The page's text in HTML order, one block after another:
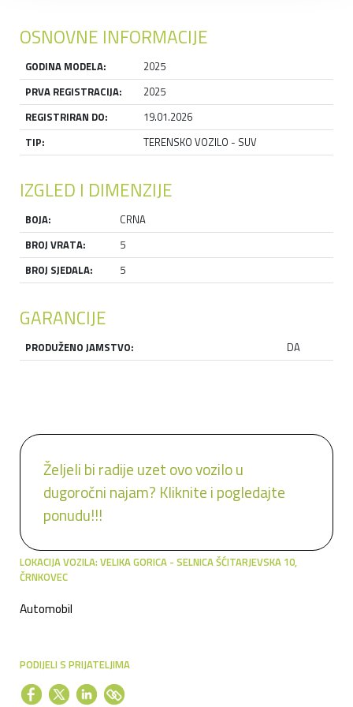
OSNOVNE INFORMACIJE
GODINA MODELA:
2025
PRVA REGISTRACIJA:
2025
REGISTRIRAN DO:
19.01.2026
TIP:
TERENSKO VOZILO - SUV
IZGLED I DIMENZIJE
BOJA:
CRNA
BROJ VRATA:
5
BROJ SJEDALA:
5
GARANCIJE
PRODUŽENO JAMSTVO: DA
Željeli bi radije uzet ovo vozilo u
dugoročni najam? Kliknite i pogledajte
ponudu!!!
LOKACIJA VOZILA: VELIKA GORICA - SELNICA ŠĆITARJEVSKA 10,
ČRNKOVEC
Automobil
PODIJELI S PRIJATELJIMA